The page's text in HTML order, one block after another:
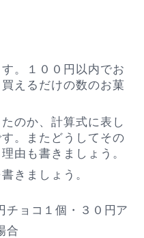
。１００円以内でお
えるだけの数のお菓
のか、計算式に表し
。またどうしてその
由も書きましょう。
きましょう。
チョコ１個・３０円ア
合